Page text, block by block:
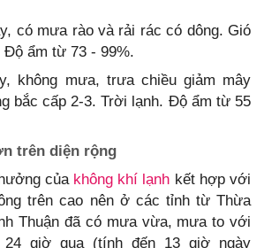
có mưa rào và rải rác có dông. Gió
Độ ẩm từ 73 - 99%.
không mưa, trưa chiều giảm mây
bắc cấp 2-3. Trời lạnh. Độ ẩm từ 55
trên diện rộng
của không khí lạnh kết hợp với
trên cao nên ở các tỉnh từ Thừa
Thuận đã có mưa vừa, mưa to với
giờ qua (tính đến 13 giờ ngày